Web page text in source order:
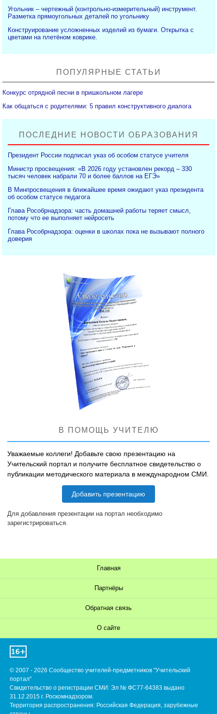
Угольник – чертежный (контрольно-измерительный) инструмент.
Разметка прямоугольных деталей по угольнику
Конструирование усложненных изделий из бумаги. Открытка с
цветами на плетёном коврике.
ПОПУЛЯРНЫЕ СТАТЬИ
Конкурс отрядной песни в пришкольном лагере
Как общаться с родителями: 5 правил конструктивного диалога
ПОСЛЕДНИЕ НОВОСТИ ОБРАЗОВАНИЯ
Президент России подписал указ об особом статусе учителя
Министр просвещения: «В 2026 году установлен рекорд – 330
тысяч человек набрали 70 и более баллов на ЕГЭ»
В Минпросвещения в ближайшее время ожидают указ президента
об особом статусе педагога
Глава Рособрнадзора: часть домашней работы теряет смысл,
потому что ее выполняет нейросеть
Глава Рособрнадзора: оценки в школах пока не вызывают полного
доверия
В ПОМОЩЬ УЧИТЕЛЮ
Уважаемые коллеги! Добавьте свою презентацию на
Учительский портал и получите бесплатное свидетельство о
публикации методического материала в международном СМИ.
Добавить презентацию
Для добавления презентации на портал необходимо
зарегистрироваться.
Главная
Партнёры
Обратная связь
О сайте
© 2007 - 2026 Сообщество учителей-предметников "Учительский
портал"
Свидетельство о регистрации СМИ: Эл № ФС77-64383 выдано
31.12.2015 г. Роскомнадзором.
Территория распространения: Российская Федерация, зарубежные